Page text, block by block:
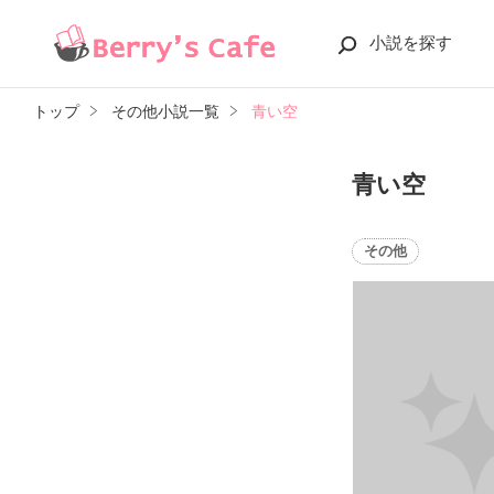
小説を探す
トップ その他小説一覧 青い空
青い空
その他